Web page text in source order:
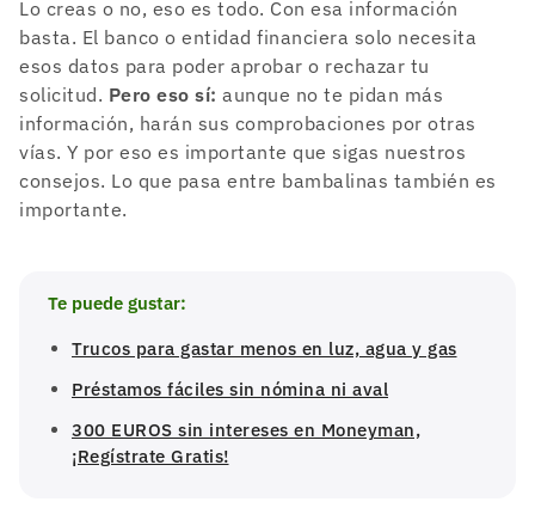
Lo creas o no, eso es todo. Con esa información
basta. El banco o entidad financiera solo necesita
esos datos para poder aprobar o rechazar tu
solicitud. Pero eso sí: aunque no te pidan más
información, harán sus comprobaciones por otras
vías. Y por eso es importante que sigas nuestros
consejos. Lo que pasa entre bambalinas también es
importante.
Te puede gustar:
Trucos para gastar menos en luz, agua y gas
Préstamos fáciles sin nómina ni aval
300 EUROS sin intereses en Moneyman,
¡Regístrate Gratis!